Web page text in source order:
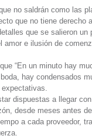
no saldrán como las
que no tiene derecho
que se salieron un
amor e ilusión de
“En un minuto hay
hay condensados
dispuestas a llegar
desde meses antes
a cada proveedor,